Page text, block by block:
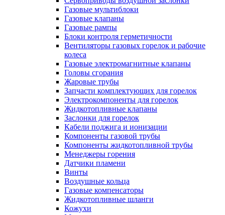
Газовые мультиблоки
Газовые клапаны
Газовые рампы
Блоки контроля герметичности
Вентиляторы газовых горелок и рабочие
колеса
Газовые электромагнитные клапаны
Головы сгорания
Жаровые трубы
Запчасти комплектующих для горелок
Электрокомпоненты для горелок
Жидкотопливные клапаны
Заслонки для горелок
Кабели поджига и ионизации
Компоненты газовой трубы
Компоненты жидкотопливной трубы
Менеджеры горения
Датчики пламени
Винты
Воздушные кольца
Газовые компенсаторы
Жидкотопливные шланги
Кожухи